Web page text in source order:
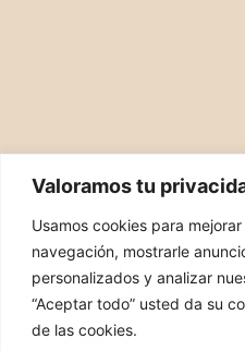
Valoramos tu
Usamos cookies para
navegación, mostrarle
personalizados y analizar
“Aceptar todo” usted da su
de las cookies.
PIDE TU CITA